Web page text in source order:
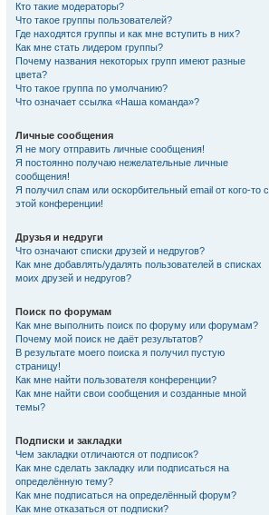
Кто такие модераторы?
Что такое группы пользователей?
Где находятся группы и как мне вступить в них?
Как мне стать лидером группы?
Почему названия некоторых групп имеют разные
цвета?
Что такое группа по умолчанию?
Что означает ссылка «Наша команда»?
Личные сообщения
Я не могу отправить личные сообщения!
Я постоянно получаю нежелательные личные
сообщения!
Я получил спам или оскорбительный email от кого-то с
этой конференции!
Друзья и недруги
Что означают списки друзей и недругов?
Как мне добавлять/удалять пользователей в списках
моих друзей и недругов?
Поиск по форумам
Как мне выполнить поиск по форуму или форумам?
Почему мой поиск не даёт результатов?
В результате моего поиска я получил пустую
страницу!
Как мне найти пользователя конференции?
Как мне найти свои сообщения и созданные мной
темы?
Подписки и закладки
Чем закладки отличаются от подписок?
Как мне сделать закладку или подписаться на
определённую тему?
Как мне подписаться на определённый форум?
Как мне отказаться от подписки?